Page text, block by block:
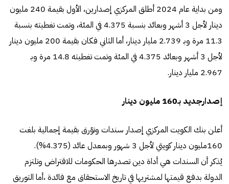
ومن بداية عام 2024 أطلق المركزي إصدارين، الأول بقيمة 240 مليون
دينار لأجل 3 أشهر وبعائد بنسبة 4.375 في المئة، وتمت تغطيته بنسبة
11.3 مرة وبـ 2.739 مليار دينار، أما الثاني فكان بقيمة 200 مليون دينار
لأجل 3 أشهر وبعائد 4.375 في المئة وتمت تغطيته 14.8 مرة وبـ
2.967 مليار دينار.
إصدارجديد بـ160 مليون دينار
أعلن بنك الكويت المركزي إصدار سندات وتوّرق بقيمة إجمالية بلغت
160مليون دينار كويتي لأجل 3 شهور وبمعدل عائد (4.375%).
يُذكر أن السندات هي أداة دين تصدرها الحكومات للاقتراض وتلتزم
الدولة بدفع قيمتها لمشتريها في تاريخ الاستحقاق مع فائدة ،أما التوريق